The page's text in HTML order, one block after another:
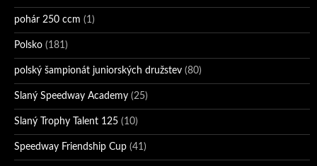
pohár 250 ccm (1)
Polsko (181)
polský šampionát juniorských družstev (80)
Slaný Speedway Academy (25)
Slaný Trophy Talent 125 (10)
Speedway Friendship Cup (41)